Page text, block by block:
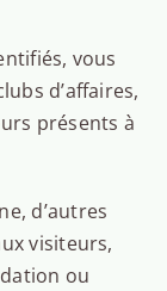
vous
d’affaires,
présents à
d’autres
visiteurs,
ou